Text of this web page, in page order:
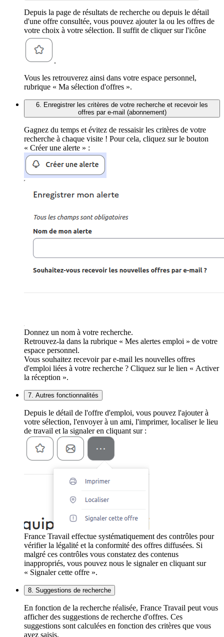
Depuis la page de résultats de recherche ou depuis le détail
d'une offre consultée, vous pouvez ajouter la ou les offres de
votre choix à votre sélection. Il suffit de cliquer sur l'icône
.
Vous les retrouverez ainsi dans votre espace personnel,
rubrique « Ma sélection d'offres ».
6. Enregistrer les critères de votre recherche et recevoir les
offres par e-mail (abonnement)
Gagnez du temps et évitez de ressaisir les critères de votre
recherche à chaque visite ! Pour cela, cliquez sur le bouton
« Créer une alerte » :
Donnez un nom à votre recherche.
Retrouvez-la dans la rubrique « Mes alertes emploi » de votre
espace personnel.
Vous souhaitez recevoir par e-mail les nouvelles offres
d'emploi liées à votre recherche ? Cliquez sur le lien « Activer
la réception ».
7. Autres fonctionnalités
Depuis le détail de l'offre d'emploi, vous pouvez l'ajouter à
votre sélection, l'envoyer à un ami, l'imprimer, localiser le lieu
de travail et la signaler en cliquant sur :
France Travail effectue systématiquement des contrôles pour
vérifier la légalité et la conformité des offres diffusées. Si
malgré ces contrôles vous constatez des contenus
inappropriés, vous pouvez nous le signaler en cliquant sur
« Signaler cette offre ».
8. Suggestions de recherche
En fonction de la recherche réalisée, France Travail peut vous
afficher des suggestions de recherche d'offres. Ces
suggestions sont calculées en fonction des critères que vous
avez saisis.